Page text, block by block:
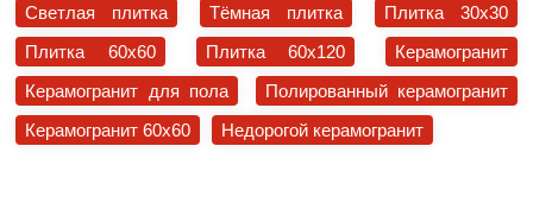
Светлая плитка
Тёмная плитка
Плитка 30x30
Плитка 60x60
Плитка 60x120
Керамогранит
Керамогранит для пола
Полированный керамогранит
Керамогранит 60x60
Недорогой керамогранит